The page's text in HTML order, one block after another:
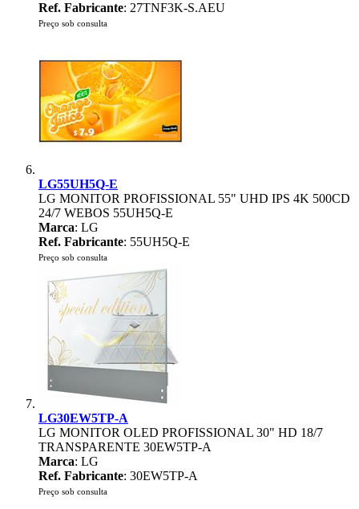
Ref. Fabricante: 27TNF3K-S.AEU
Preço sob consulta
LG55UH5Q-E
LG MONITOR PROFISSIONAL 55" UHD IPS 4K 500CD
24/7 WEBOS 55UH5Q-E
Marca: LG
Ref. Fabricante: 55UH5Q-E
Preço sob consulta
LG30EW5TP-A
LG MONITOR OLED PROFISSIONAL 30" HD 18/7
TRANSPARENTE 30EW5TP-A
Marca: LG
Ref. Fabricante: 30EW5TP-A
Preço sob consulta